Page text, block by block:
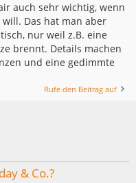
auch sehr wichtig, wenn
Das hat man aber
nur weil z.B. eine
brennt. Details machen
und eine gedimmte
Rufe den Beitrag auf
& Co.?